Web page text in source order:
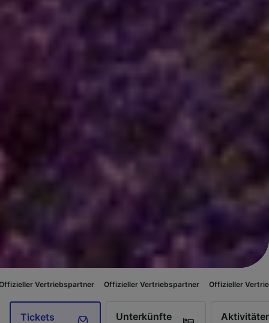
Offizieller Vertriebspartner Offizieller Vertriebspartner
Tickets Unterkünfte